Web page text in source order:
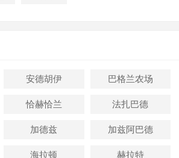
安德胡伊 巴格兰农场
恰赫恰兰 法扎巴德
加德兹 加兹阿巴德
海拉顿 赫拉特